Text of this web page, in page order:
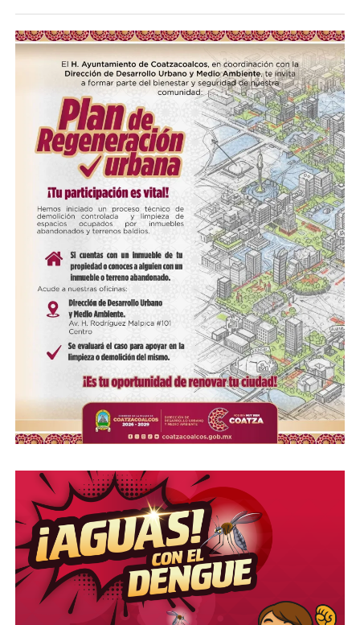
Me gusta esto:
Loading…
COMPARTE ESTA INFORMACIÓN